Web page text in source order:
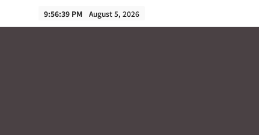
9:56:40 PM August 5, 2026